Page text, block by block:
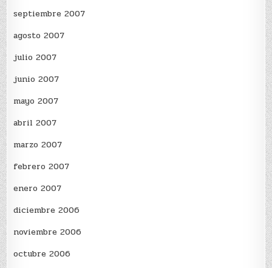
septiembre 2007
agosto 2007
julio 2007
junio 2007
mayo 2007
abril 2007
marzo 2007
febrero 2007
enero 2007
diciembre 2006
noviembre 2006
octubre 2006